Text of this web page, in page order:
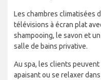
Les chambres climatisées
télévisions à écran plat
shampooing, le savon et
salle de bains privative.
Au spa, les clients
apaisant ou se relaxer